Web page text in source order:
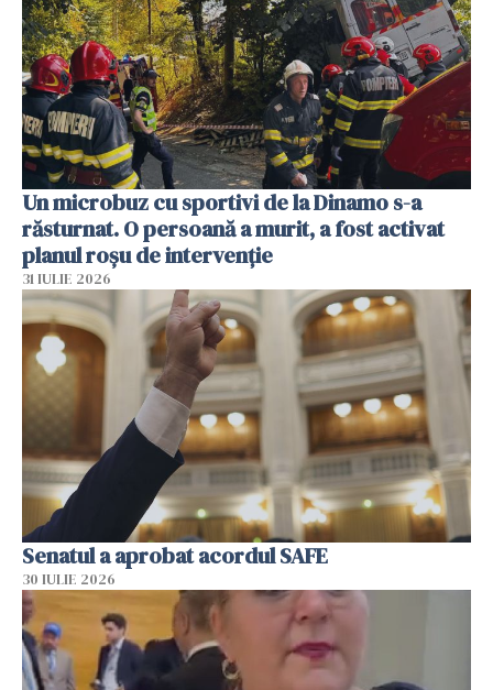
Un microbuz cu sportivi de la Dinamo s-a
răsturnat. O persoană a murit, a fost activat
planul roșu de intervenție
31 IULIE 2026
Senatul a aprobat acordul SAFE
30 IULIE 2026